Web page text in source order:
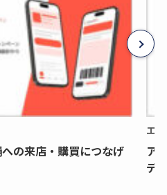
の来店・購買につなげ
エ
ア
デ